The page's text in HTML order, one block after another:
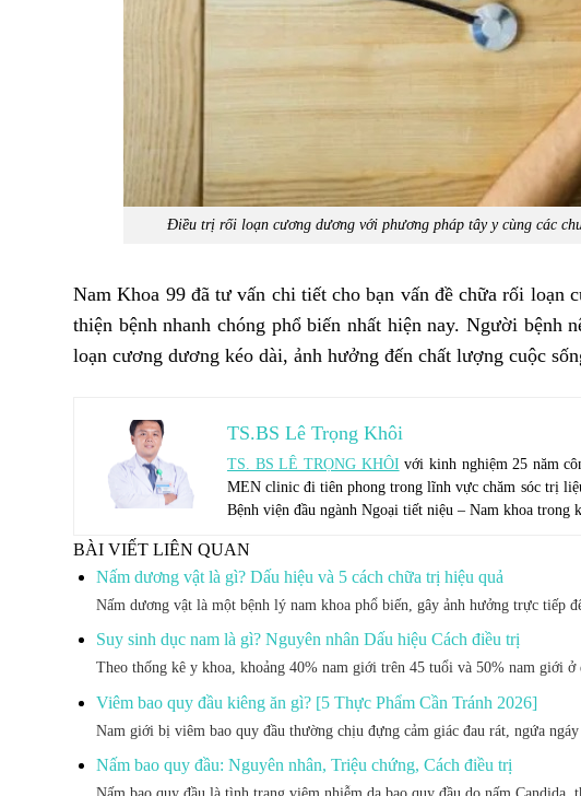
Điều trị rối loạn cương dương với phương pháp tây y cùng các
Nam Khoa 99 đã tư vấn chi tiết cho bạn vấn đề chữa rối loạn
thiện bệnh nhanh chóng phổ biến nhất hiện nay. Người bệnh
loạn cương dương kéo dài, ảnh hưởng đến chất lượng cuộc
TS.BS Lê Trọng Khôi
TS. BS LÊ TRỌNG KHÔI với kinh nghiệm 25 năm
MEN clinic đi tiên phong trong lĩnh vực chăm sóc trị
Bệnh viện đầu ngành Ngoại tiết niệu – Nam khoa trong
BÀI VIẾT LIÊN QUAN
Nấm dương vật là gì? Dấu hiệu và 5 cách chữa trị hiệu quả
Nấm dương vật là một bệnh lý nam khoa phổ biến, gây ảnh hưởng trực tiếp
Suy sinh dục nam là gì? Nguyên nhân Dấu hiệu Cách điều trị
Theo thống kê y khoa, khoảng 40% nam giới trên 45 tuổi và 50% nam giới
Viêm bao quy đầu kiêng ăn gì? [5 Thực Phẩm Cần Tránh 2026]
Nam giới bị viêm bao quy đầu thường chịu đựng cảm giác đau rát, ngứa
Nấm bao quy đầu: Nguyên nhân, Triệu chứng, Cách điều trị